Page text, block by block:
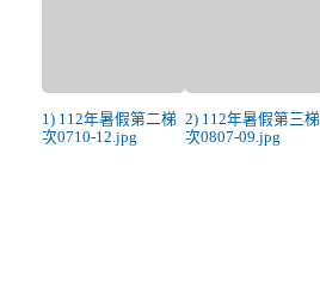
1) 112年暑假第二梯
次0710-12.jpg
2) 112年暑假第三梯
次0807-09.jpg